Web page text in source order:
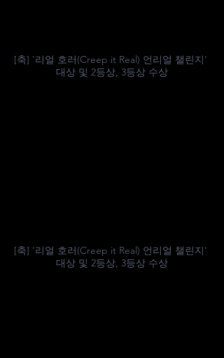
[축] '리얼 호러(Creep it Real) 언리얼 챌린지'
대상 및 2등상, 3등상 수상
[축] '리얼 호러(Creep it Real) 언리얼 챌린지'
대상 및 2등상, 3등상 수상